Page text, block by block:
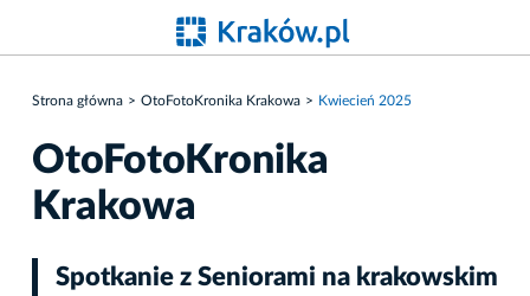
Strona główna OtoFotoKronika Krakowa Kwiecień 2025
OtoFotoKronika
Krakowa
Spotkanie z Seniorami na krakowskim